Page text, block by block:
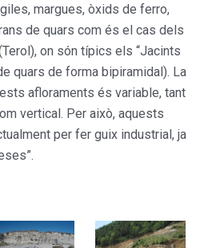
margues, òxids de ferro,
de quars com és el cas dels
on són típics els “Jacints
quars de forma bipiramidal). La
afloraments és variable, tant
vertical. Per això, aquests
per fer guix industrial, ja